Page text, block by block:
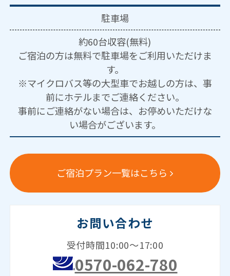
駐車場
約60台収容(無料)
ご宿泊の方は無料で駐車場をご利用いただけま
す。
※マイクロバス等の大型車でお越しの方は、事
前にホテルまでご連絡ください。
事前にご連絡がない場合は、お停めいただけな
い場合がございます。
ご宿泊プラン一覧はこちら
お問い合わせ
受付時間10:00～17:00
0570-062-780